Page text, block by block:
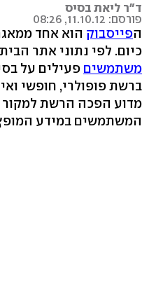
ד"ר ליאת בסיס
פורסם: 11.10.12, 08:26
הפייסבוק הוא אחד
כיום. לפי נתוני אתר
משתמשים פעילים על
ברשת פופולרי, חופשי
מדוע הפכה הרשת למקור
המשתמשים במידע